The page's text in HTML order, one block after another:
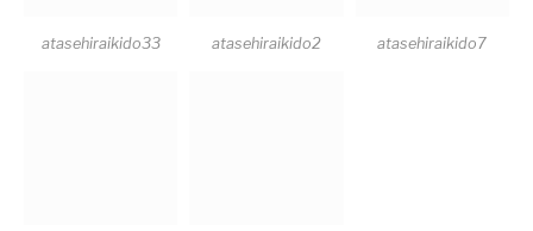
atasehiraikido33 atasehiraikido2 atasehiraikido7